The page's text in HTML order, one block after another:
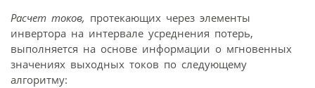
Расчет токов, протекающих через элементы
инвертора на интервале усреднения потерь,
выполняется на основе информации о мгновенных
значениях выходных токов по следующему
алгоритму: